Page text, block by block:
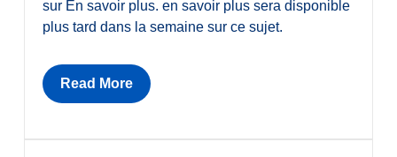
sur En savoir plus. en savoir plus sera disponible
plus tard dans la semaine sur ce sujet.
Read More
Étudiants actuels